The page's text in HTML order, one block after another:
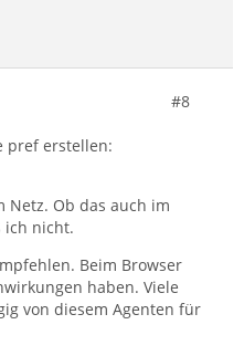
#8
pref erstellen:
Ob das auch im
nicht.
Beim Browser
haben. Viele
von diesem Agenten für